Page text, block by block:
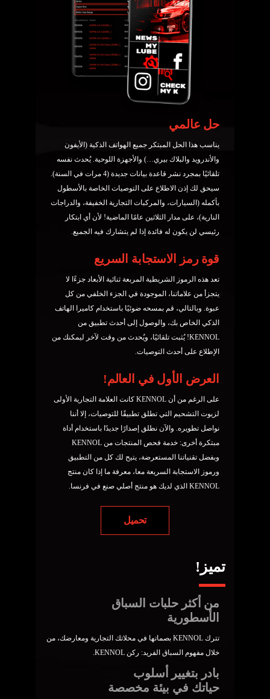
حل عالمي
يناسب هذا الحل المبتكر جميع الهواتف الذكية (الأيفون
والأندرويد والبلاك بيري…) والأجهزة اللوحية. يُحدث نفسه
تلقائيًا بمجرد نشر قاعدة بيانات جديدة (4 مرات في السنة).
سيحق لك إذن الاطلاع على التوصيات الخاصة بالأسطول
بأكمله (السيارات، والمركبات التجارية الخفيفة، والدراجات
النارية)، على مدار الثلاثين عامًا الماضية! لأن أي ابتكار
رئيسي لن يكون له فائدة إذا لم يتشارك فيه الجميع.
قوة رمز الاستجابة السريع
تعد هذه الرموز الشريطية المربعة ثنائية الأبعاد جزءًا لا
يتجزأ من علاماتنا، الموجودة في الجزء الخلفي من كل
عبوة. وبالتالي، قم بمسحه ضوئيًا باستخدام كاميرا الهاتف
الذكي الخاص بك، والوصول إلى أحدث تطبيق من
KENNOL! يُثبت تلقائيًا، ويُحدث من وقت لآخر ليمكنك من
الإطلاع على أحدث التوصيات.
العرض الأول في العالم!
على الرغم من أن KENNOL كانت العلامة التجارية الأولى
لزيوت التشحيم التي تطلق تطبيقًا للتوصيات، إلا أننا
نواصل تطويره. والآن نطلق إصدارًا جديدًا باستخدام أداة
مبتكرة أخرى: خدمة فحص المنتجات من KENNOL
وبفضل تقنياتنا المستعرضة، يتيح لك كل من التطبيق
ورموز الاستجابة السريعة معا، معرفة ما إذا كان منتج
KENNOL الذي لديك هو منتج أصلي صنع في فرنسا.
تحميل
تميز!
من أكثر حلبات السباق
الأسطورية
تترك KENNOL بصماتها في محلاتك التجارية ومعارضك، من
خلال مفهوم السباق الفريد: ركن KENNOL.
بادر بتغيير أسلوب
حياتك في بيئة مخصصة